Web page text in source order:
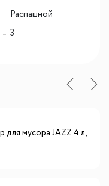
Распашной
3
для мусора JAZZ 4 л,